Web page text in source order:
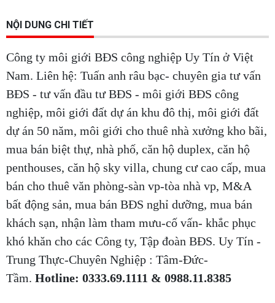
NỘI DUNG CHI TIẾT
Công ty môi giới BĐS công nghiệp Uy Tín ở Việt
Nam. Liên hệ: Tuấn anh râu bạc- chuyên gia tư vấn
BĐS - tư vấn đầu tư BĐS - môi giới BĐS công
nghiệp, môi giới đất dự án khu đô thị, môi giới đất
dự án 50 năm, môi giới cho thuê nhà xưởng kho bãi,
mua bán biệt thự, nhà phố, căn hộ duplex, căn hộ
penthouses, căn hộ sky villa, chung cư cao cấp, mua
bán cho thuê văn phòng-sàn vp-tòa nhà vp, M&A
bất động sản, mua bán BĐS nghỉ dưỡng, mua bán
khách sạn, nhận làm tham mưu-cố vấn- khắc phục
khó khăn cho các Công ty, Tập đoàn BĐS. Uy Tín -
Trung Thực-Chuyên Nghiệp : Tâm-Đức-
Tầm. Hotline: 0333.69.1111 & 0988.11.8385